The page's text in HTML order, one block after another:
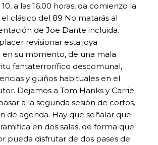
a las 16.00 horas, da comienzo la
clásico del 89 No matarás al
de Joe Dante incluida.
revisionar esta joya
en su momento, de una mala
fantaterrorífico descomunal,
y guiños habituales en el
Dejamos a Tom Hanks y Carrie
a la segunda sesión de cortos,
de agenda. Hay que señalar que
en dos salas, de forma que
pueda disfrutar de dos pases de